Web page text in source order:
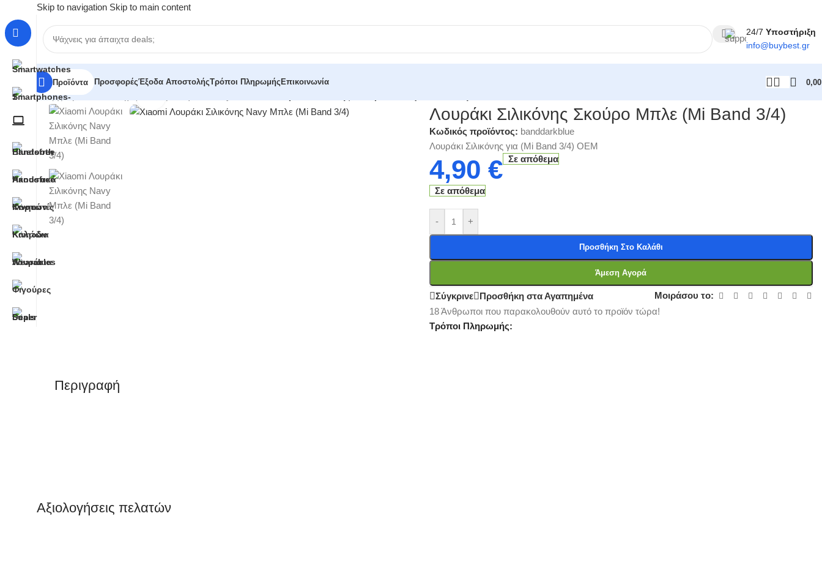
Skip to navigation Skip to main content
24/7 Υποστήριξη
info@buybest .gr
Προϊόντα ΠροσφορέςΈξοδα ΑποστολήςΤρόποι Πληρωμής Επικοινωνία
Αρχική σελίδα
Λουράκι Σιλικόνης Σκούρο Μπλε (Mi Band 3/4)
Κωδικός προϊόντος: banddarkblue
Λουράκι Σιλικόνης για (Mi Band 3/4) OEM
4,90 € Σε απόθεμα
Σε απόθεμα
- +
Προσθήκη Στο Καλάθι
Άμεση Αγορά
Σύγκρινε Προσθήκη στα Αγαπημένα
Μοιράσου το:
18Άνθρωποι που παρακολουθούν αυτό το προϊόν τώρα!
Τρόποι Πληρωμής:
Περιγραφή
Αξιολογήσεις πελατών